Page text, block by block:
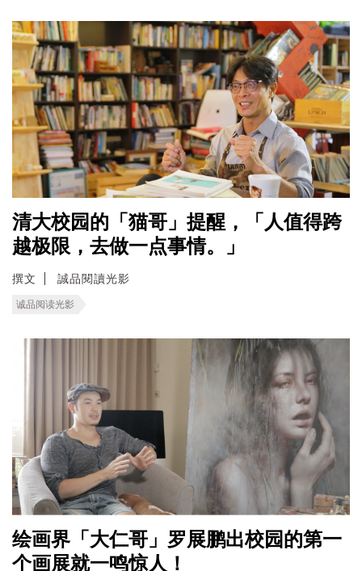
清大校园的「猫哥」提醒，「人值得跨
越极限，去做一点事情。」
撰文 誠品閱讀光影
诚品阅读光影
绘画界「大仁哥」罗展鹏出校园的第一
个画展就一鸣惊人！